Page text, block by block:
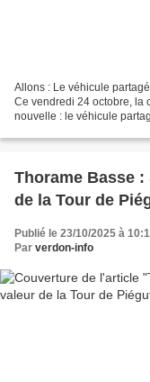
Allons : Le véhicule
Ce vendredi 24 octobre, la
nouvelle : le véhicule
Thorame Basse : Sauvegarde et mise en valeur
de la Tour de
Publié le 23/10/2025 à
Par verdon-info